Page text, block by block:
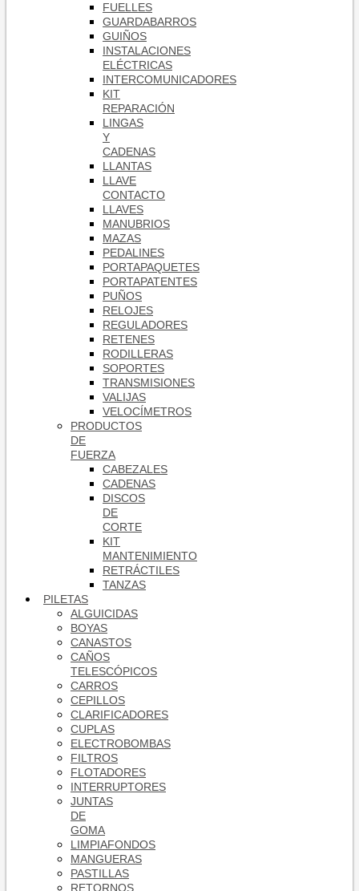
FUELLES
GUARDABARROS
GUIÑOS
INSTALACIONES
ELÉCTRICAS
INTERCOMUNICADORES
KIT
REPARACIÓN
LINGAS
Y
CADENAS
LLANTAS
LLAVE
CONTACTO
LLAVES
MANUBRIOS
MAZAS
PEDALINES
PORTAPAQUETES
PORTAPATENTES
PUÑOS
RELOJES
REGULADORES
RETENES
RODILLERAS
SOPORTES
TRANSMISIONES
VALIJAS
VELOCÍMETROS
PRODUCTOS
DE
FUERZA
CABEZALES
CADENAS
DISCOS
DE
CORTE
KIT
MANTENIMIENTO
RETRÁCTILES
TANZAS
PILETAS
ALGUICIDAS
BOYAS
CANASTOS
CAÑOS
TELESCÓPICOS
CARROS
CEPILLOS
CLARIFICADORES
CUPLAS
ELECTROBOMBAS
FILTROS
FLOTADORES
INTERRUPTORES
JUNTAS
DE
GOMA
LIMPIAFONDOS
MANGUERAS
PASTILLAS
RETORNOS